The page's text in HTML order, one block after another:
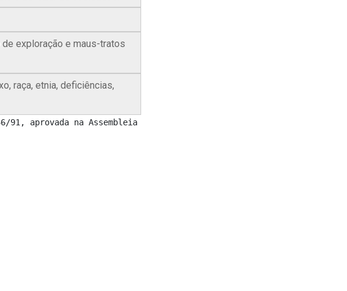
exploração e maus-tratos
raça, etnia, deficiências,